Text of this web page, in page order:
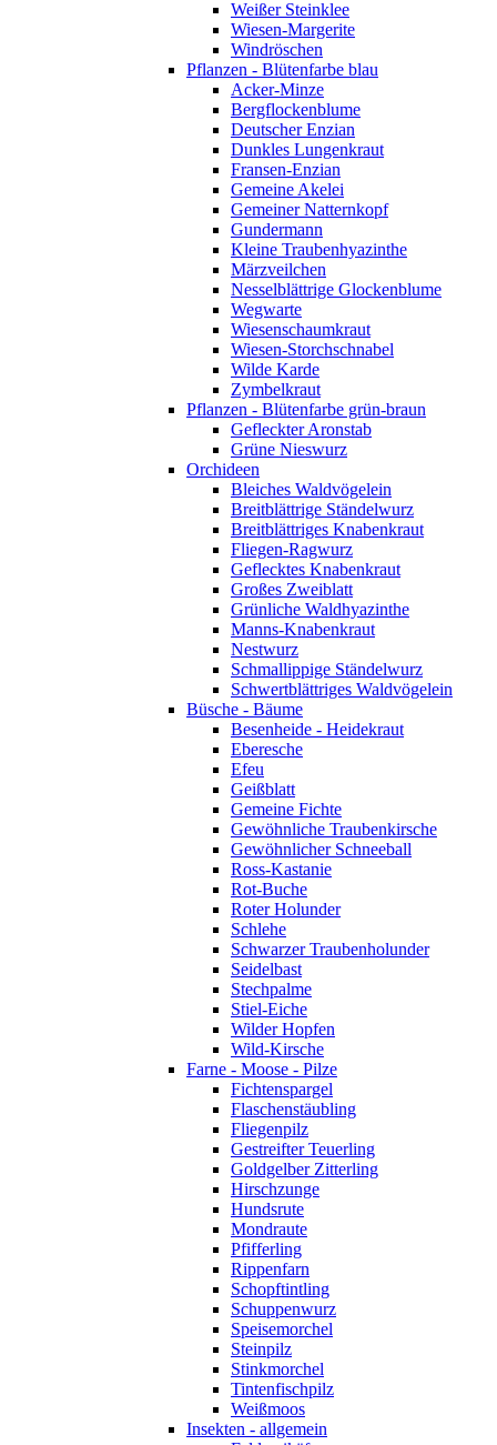
Weißer Steinklee
Wiesen-Margerite
Windröschen
Pflanzen - Blütenfarbe blau
Acker-Minze
Bergflockenblume
Deutscher Enzian
Dunkles Lungenkraut
Fransen-Enzian
Gemeine Akelei
Gemeiner Natternkopf
Gundermann
Kleine Traubenhyazinthe
Märzveilchen
Nesselblättrige Glockenblume
Wegwarte
Wiesenschaumkraut
Wiesen-Storchschnabel
Wilde Karde
Zymbelkraut
Pflanzen - Blütenfarbe grün-braun
Gefleckter Aronstab
Grüne Nieswurz
Orchideen
Bleiches Waldvögelein
Breitblättrige Ständelwurz
Breitblättriges Knabenkraut
Fliegen-Ragwurz
Geflecktes Knabenkraut
Großes Zweiblatt
Grünliche Waldhyazinthe
Manns-Knabenkraut
Nestwurz
Schmallippige Ständelwurz
Schwertblättriges Waldvögelein
Büsche - Bäume
Besenheide - Heidekraut
Eberesche
Efeu
Geißblatt
Gemeine Fichte
Gewöhnliche Traubenkirsche
Gewöhnlicher Schneeball
Ross-Kastanie
Rot-Buche
Roter Holunder
Schlehe
Schwarzer Traubenholunder
Seidelbast
Stechpalme
Stiel-Eiche
Wilder Hopfen
Wild-Kirsche
Farne - Moose - Pilze
Fichtenspargel
Flaschenstäubling
Fliegenpilz
Gestreifter Teuerling
Goldgelber Zitterling
Hirschzunge
Hundsrute
Mondraute
Pfifferling
Rippenfarn
Schopftintling
Schuppenwurz
Speisemorchel
Steinpilz
Stinkmorchel
Tintenfischpilz
Weißmoos
Insekten - allgemein